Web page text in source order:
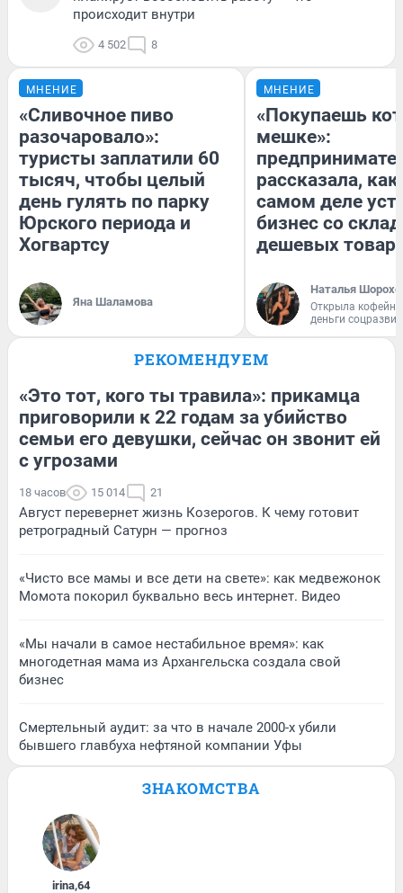
происходит внутри
4 502 8
МНЕНИЕ
«Сливочное пиво
разочаровало»:
туристы заплатили 60
тысяч, чтобы целый
день гулять по парку
Юрского периода и
Хогвартсу
Яна Шаламова
МНЕНИЕ
«Покупаешь
мешке»:
рассказала, как
самом деле
бизнес со
дешевых
Наталья
Открыла
деньги
РЕКОМЕНДУЕМ
«Это тот, кого ты травила»: прикамца
приговорили к 22 годам за убийство
семьи его девушки, сейчас он звонит ей
с угрозами
18 часов 15 014 21
Август перевернет жизнь Козерогов. К чему готовит
ретроградный Сатурн — прогноз
«Чисто все мамы и все дети на свете»: как медвежонок
Момота покорил буквально весь интернет. Видео
«Мы начали в самое нестабильное время»: как
многодетная мама из Архангельска создала свой
бизнес
Смертельный аудит: за что в начале 2000-х убили
бывшего главбуха нефтяной компании Уфы
ЗНАКОМСТВА
irina,64